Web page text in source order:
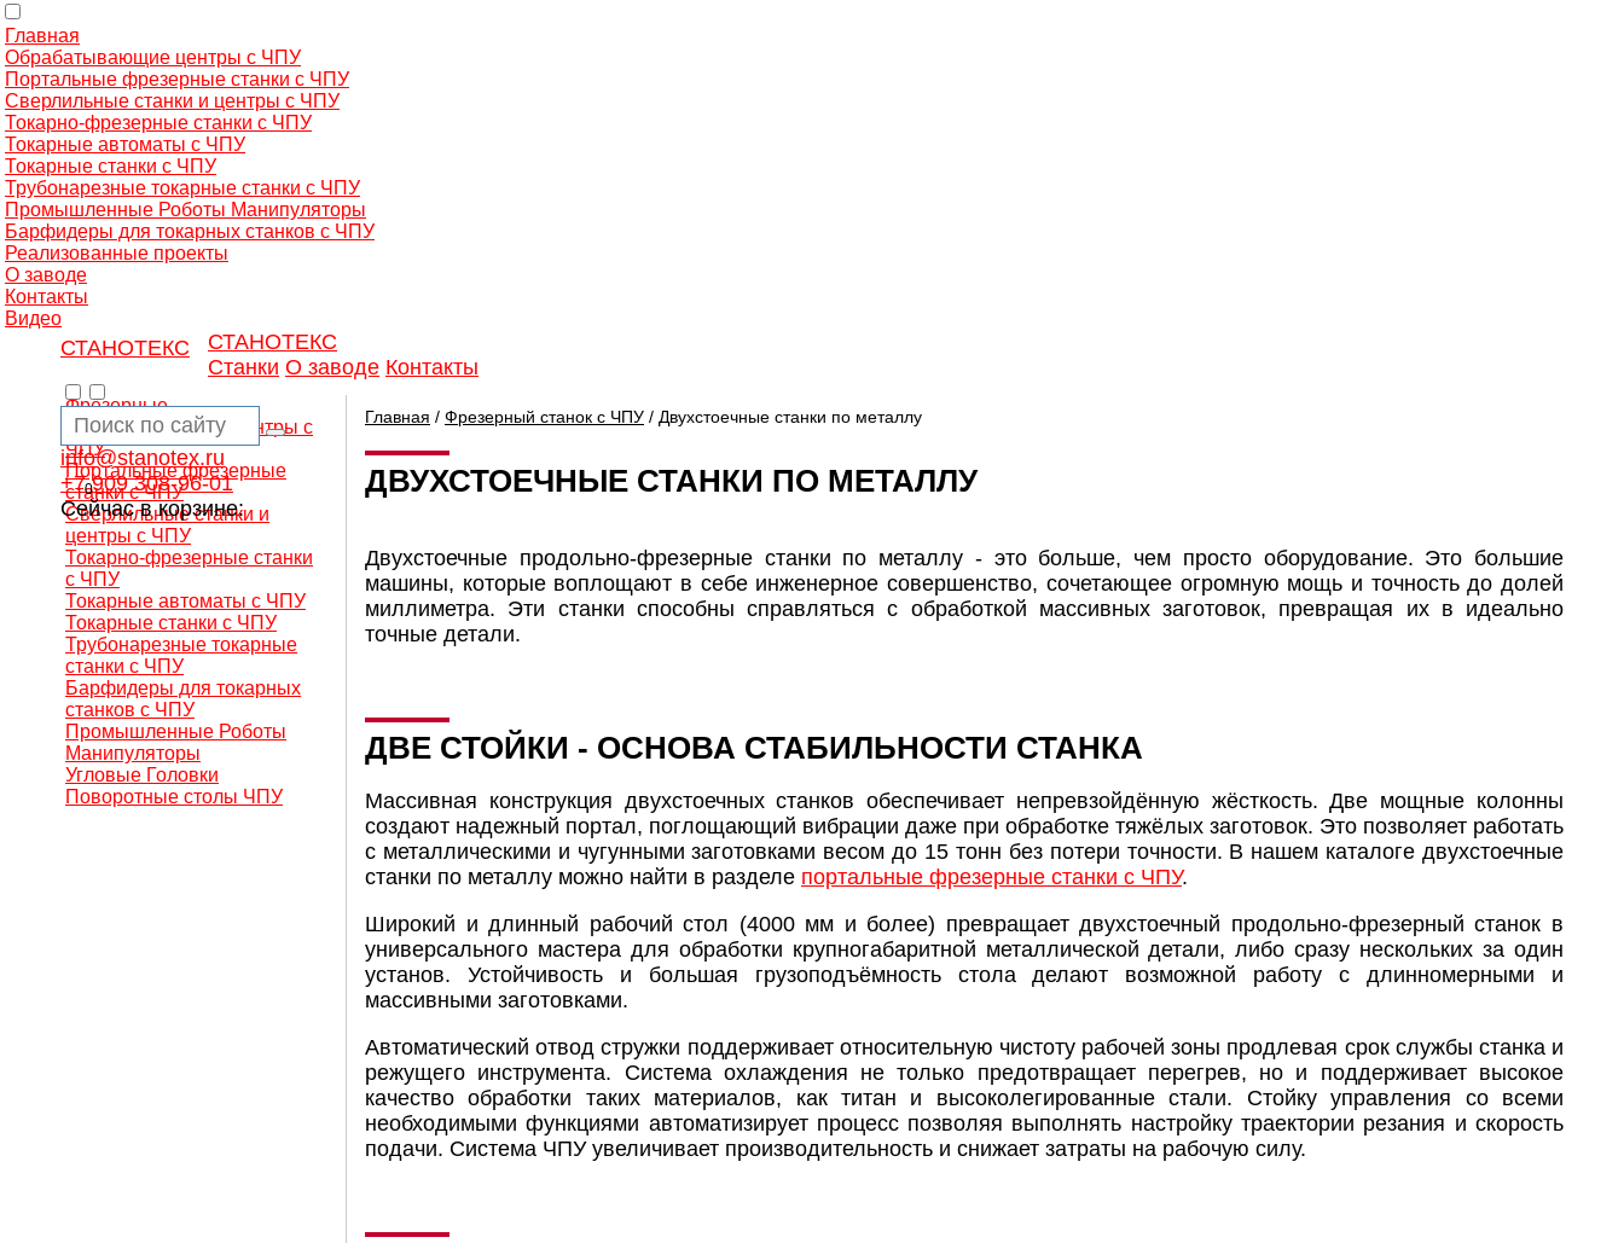
Главная
Обрабатывающие центры с ЧПУ
Портальные фрезерные станки с ЧПУ
Сверлильные станки и центры с ЧПУ
Токарно-фрезерные станки с ЧПУ
Токарные автоматы с ЧПУ
Токарные станки с ЧПУ
Трубонарезные токарные станки с ЧПУ
Промышленные Роботы Манипуляторы
Барфидеры для токарных станков с ЧПУ
Реализованные проекты
О заводе
Контакты
Видео
СТАНОТЕКС
СТАНОТЕКС
Станки О заводе Контакты
info@stanotex.ru
+7 909 308-96-01
Сейчас в корзине:
0
Фрезерные
обрабатывающие центры с
ЧПУ
Портальные фрезерные
станки с ЧПУ
Сверлильные станки и
центры с ЧПУ
Токарно-фрезерные станки
с ЧПУ
Токарные автоматы с ЧПУ
Токарные станки с ЧПУ
Трубонарезные токарные
станки с ЧПУ
Барфидеры для токарных
станков с ЧПУ
Промышленные Роботы
Манипуляторы
Угловые Головки
Поворотные столы ЧПУ
Главная / Фрезерный станок с ЧПУ / Двухстоечные станки по металлу
ДВУХСТОЕЧНЫЕ СТАНКИ ПО МЕТАЛЛУ
Двухстоечные продольно-фрезерные станки по металлу - это больше, чем просто оборудование. Это большие
машины, которые воплощают в себе инженерное совершенство, сочетающее огромную мощь и точность до долей
миллиметра. Эти станки способны справляться с обработкой массивных заготовок, превращая их в идеально
точные детали.
ДВЕ СТОЙКИ - ОСНОВА СТАБИЛЬНОСТИ СТАНКА
Массивная конструкция двухстоечных станков обеспечивает непревзойдённую жёсткость. Две мощные колонны
создают надежный портал, поглощающий вибрации даже при обработке тяжёлых заготовок. Это позволяет работать
с металлическими и чугунными заготовками весом до 15 тонн без потери точности. В нашем каталоге двухстоечные
станки по металлу можно найти в разделе портальные фрезерные станки с ЧПУ.
Широкий и длинный рабочий стол (4000 мм и более) превращает двухстоечный продольно-фрезерный станок в
универсального мастера для обработки крупногабаритной металлической детали, либо сразу нескольких за один
установ. Устойчивость и большая грузоподъёмность стола делают возможной работу с длинномерными и
массивными заготовками.
Автоматический отвод стружки поддерживает относительную чистоту рабочей зоны продлевая срок службы станка и
режущего инструмента. Система охлаждения не только предотвращает перегрев, но и поддерживает высокое
качество обработки таких материалов, как титан и высоколегированные стали. Стойку управления со всеми
необходимыми функциями автоматизирует процесс позволяя выполнять настройку траектории резания и скорость
подачи. Система ЧПУ увеличивает производительность и снижает затраты на рабочую силу.